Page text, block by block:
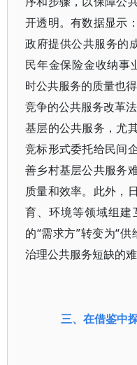
开透明。有数据显示
政府提供公共服务的
民年金保险金收纳事
时公共服务的质量也
竞争的公共服务改革
基层的公共服务，尤
竞标形式委托给民间
善乡村基层公共服务
质量和效率。此外，
育、环境等领域组建
的“需求方”转变为“
治理公共服务短缺的难
三、在借鉴中